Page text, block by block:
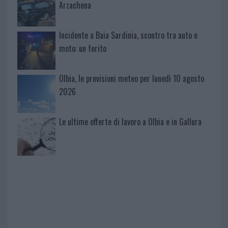
Arzachena
Incidente a Baia Sardinia, scontro tra auto e
moto: un ferito
Olbia, le previsioni meteo per lunedì 10 agosto
2026
Le ultime offerte di lavoro a Olbia e in Gallura